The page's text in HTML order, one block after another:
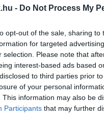
- Do Not Process My
opt-out of the sale, sharing
for targeted
selection. Please note that
interest-based ads based
to third parties prior
of your personal
This information may also be
Participants that may further
TAXIS A